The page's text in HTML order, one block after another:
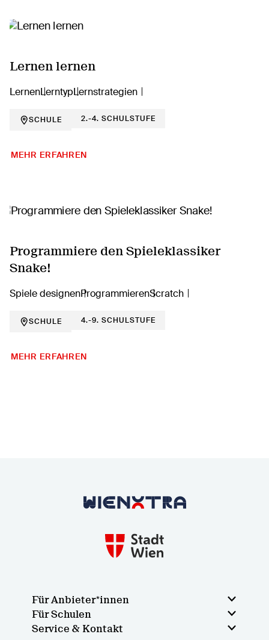
Lernen lernen
LernenLerntypLernstrategien
SCHULE 2.-4. SCHULSTUFE
MEHR ERFAHREN
Programmiere den Spieleklassiker
Snake!
Spiele designenProgrammierenScratch
SCHULE 4.-9. SCHULSTUFE
MEHR ERFAHREN
Zurück zur Startseite
Für Anbieter*innen
Für Schulen
Service & Kontakt